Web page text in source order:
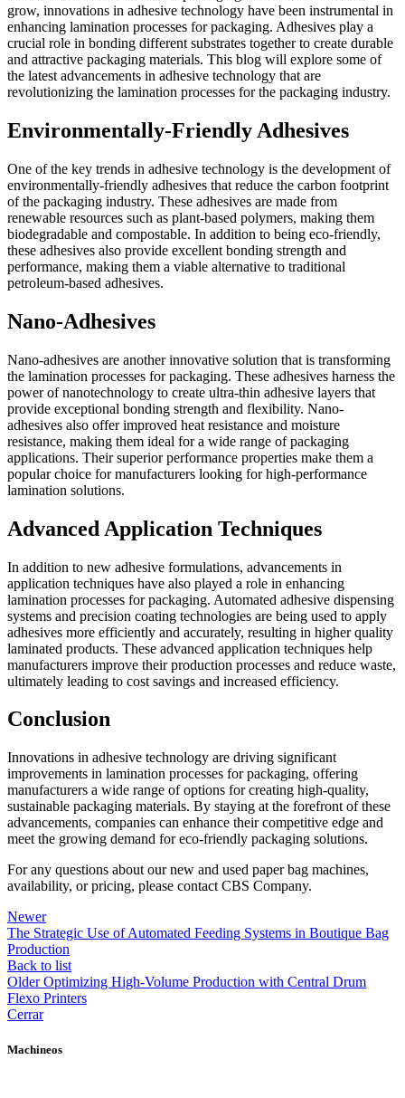
grow, innovations in adhesive technology have been instrumental in
enhancing lamination processes for packaging. Adhesives play a
crucial role in bonding different substrates together to create durable
and attractive packaging materials. This blog will explore some of
the latest advancements in adhesive technology that are
revolutionizing the lamination processes for the packaging industry.
Environmentally-Friendly Adhesives
One of the key trends in adhesive technology is the development of
environmentally-friendly adhesives that reduce the carbon footprint
of the packaging industry. These adhesives are made from
renewable resources such as plant-based polymers, making them
biodegradable and compostable. In addition to being eco-friendly,
these adhesives also provide excellent bonding strength and
performance, making them a viable alternative to traditional
petroleum-based adhesives.
Nano-Adhesives
Nano-adhesives are another innovative solution that is transforming
the lamination processes for packaging. These adhesives harness the
power of nanotechnology to create ultra-thin adhesive layers that
provide exceptional bonding strength and flexibility. Nano-
adhesives also offer improved heat resistance and moisture
resistance, making them ideal for a wide range of packaging
applications. Their superior performance properties make them a
popular choice for manufacturers looking for high-performance
lamination solutions.
Advanced Application Techniques
In addition to new adhesive formulations, advancements in
application techniques have also played a role in enhancing
lamination processes for packaging. Automated adhesive dispensing
systems and precision coating technologies are being used to apply
adhesives more efficiently and accurately, resulting in higher quality
laminated products. These advanced application techniques help
manufacturers improve their production processes and reduce waste,
ultimately leading to cost savings and increased efficiency.
Conclusion
Innovations in adhesive technology are driving significant
improvements in lamination processes for packaging, offering
manufacturers a wide range of options for creating high-quality,
sustainable packaging materials. By staying at the forefront of these
advancements, companies can enhance their competitive edge and
meet the growing demand for eco-friendly packaging solutions.
For any questions about our new and used paper bag machines,
availability, or pricing, please contact CBS Company.
Newer
The Strategic Use of Automated Feeding Systems in Boutique Bag
Production
Back to list
Older Optimizing High-Volume Production with Central Drum
Flexo Printers
Cerrar
Machineos